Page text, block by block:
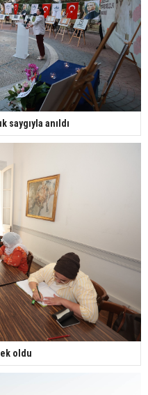
saygıyla anıldı
oldu